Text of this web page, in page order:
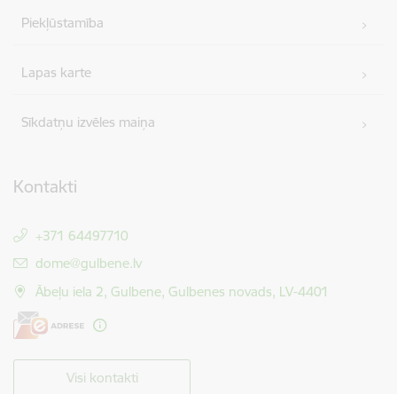
Piekļūstamība
Lapas karte
Sīkdatņu izvēles maiņa
Kontakti
+371 64497710
E-pasts:
dome@gulbene.lv
Ābeļu iela 2, Gulbene, Gulbenes novads, LV-4401
Visi kontakti